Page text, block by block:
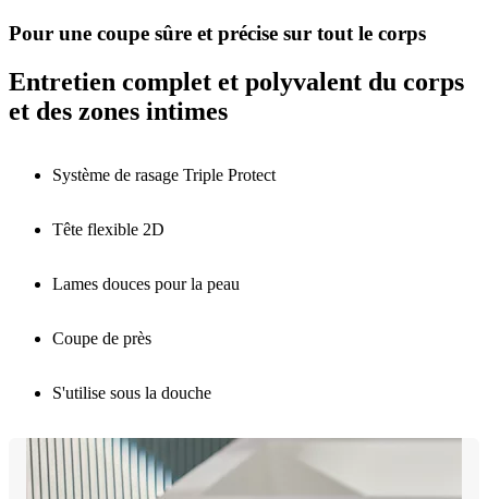
Pour une coupe sûre et précise sur tout le corps
Entretien complet et polyvalent du corps
et des zones intimes
Système de rasage Triple Protect
Tête flexible 2D
Lames douces pour la peau
Coupe de près
S'utilise sous la douche